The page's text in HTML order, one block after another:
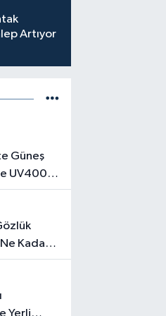
Artıyor
UV400
Tek
mi?
Kadar